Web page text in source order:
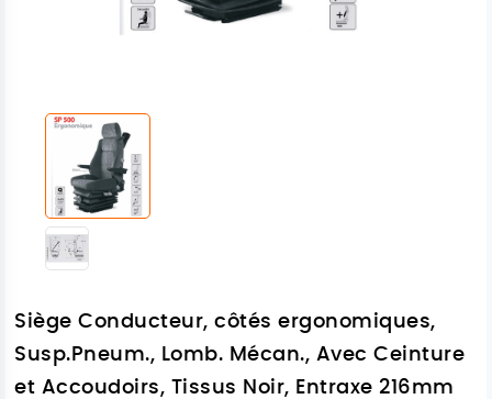
Siège Conducteur, côtés ergonomiques,
Susp.Pneum., Lomb. Mécan., Avec Ceinture
et Accoudoirs, Tissus Noir, Entraxe 216mm